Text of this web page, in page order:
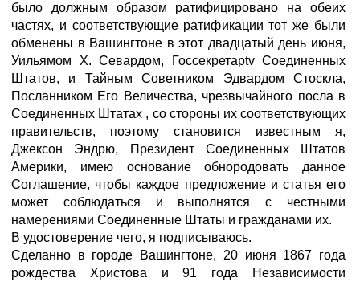
было должным образом ратифицировано на обеих
частях, и соответствующие ратификации тот же были
обменены в Вашингтоне в этот двадцатый день июня,
Уильямом Х. Севардом, Госсекретарtv Соединенных
Штатов, и Тайным Советником Эдвардом Стоскла,
Посланником Его Величества, чрезвычайного посла в
Соединенных Штатах , со стороны их соответствующих
правительств, поэтому становится известным я,
Джексон Эндрю, Президент Соединенных Штатов
Америки, имею основание обнородовать данное
Соглашение, чтобы каждое предложение и статья его
может соблюдаться и выполнятся с честными
намерениями Соединенные Штаты и гражданами их.
В удостоверение чего, я подписываюсь.
Сделанно в городе Вашингтоне, 20 июня 1867 года
рождества Христова и 91 года Независимости